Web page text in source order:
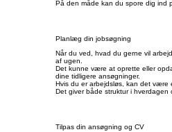
På den måde kan du spore dig ind
Planlæg din jobsøgning
Når du ved, hvad du gerne vil
af ugen.
Det kunne være at oprette eller
dine tidligere ansøgninger.
Hvis du er arbejdsløs, kan det være
Det giver både struktur i hverdagen
Tilpas din ansøgning og CV